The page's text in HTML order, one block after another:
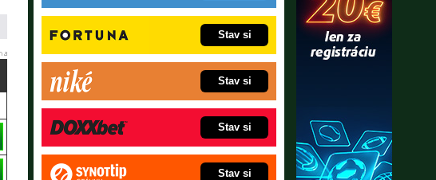
Stav si
Stav si
Stav si
Stav si